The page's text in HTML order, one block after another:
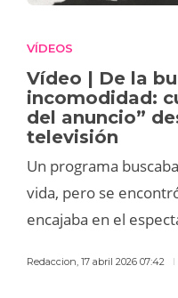
VÍDEOS
Vídeo | De la
incomodidad:
del anuncio”
televisión
Un programa
vida, pero se
encajaba en el
Redaccion 17 abril 2026 07:42